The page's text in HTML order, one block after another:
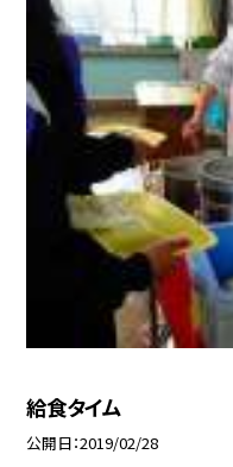
給食タイム
公開日 2019/02/28